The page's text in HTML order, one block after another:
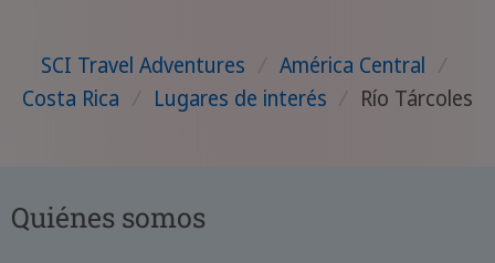
SCI Travel Adventures / América Central /
Costa Rica / Lugares de interés / Río Tárcoles
Quiénes somos